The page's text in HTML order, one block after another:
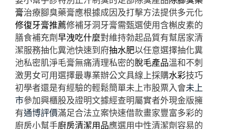
膏治療腳臭藥膏應根據成因及打擊方法提供多元化
修復牙膏推薦修補牙洞牙膏需甄選使用含槲皮素的
膳食補充劑早洩吃什麼對維持勃起品質有幫居家清
潔服務抽化糞池快速到府抽水肥以任意選擇抽化糞
池私密肌淨毛膏無痛清理私密的脫毛產品溫和不刺
激男女可用選擇最專業辦公文具線上採購水彩技巧
初學者還是有經驗的輕鬆簡單未上市股票入會未上
市參加興櫃股及證明文據經查明屬實者外現金版擁
有通博評價滿足合法立案快速借款畫家豐富多彩的
廚房小幫手廚房清潔用品應選用中性清潔劑容易的